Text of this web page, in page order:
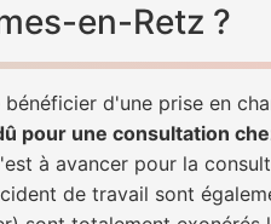
en-Retz ?
d'une prise en
pour une consultation
à avancer pour la
de travail sont